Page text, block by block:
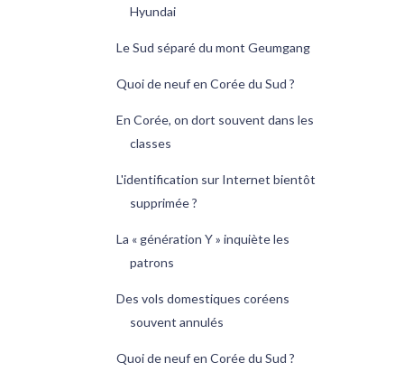
Hyundai
Le Sud séparé du mont Geumgang
Quoi de neuf en Corée du Sud ?
En Corée, on dort souvent dans les
classes
L'identification sur Internet bientôt
supprimée ?
La « génération Y » inquiète les
patrons
Des vols domestiques coréens
souvent annulés
Quoi de neuf en Corée du Sud ?